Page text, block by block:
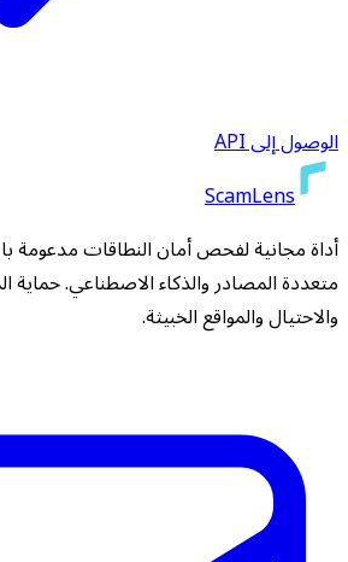
الوصول إلى API
ScamLens
أداة مجانية لفحص أمان النطاقات مدعومة
متعددة المصادر والذكاء الاصطناعي.
والاحتيال والمواقع الخبيثة.